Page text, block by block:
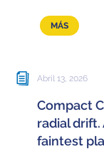
MÁS
Abril 13, 2026
Compact
radial
faintest